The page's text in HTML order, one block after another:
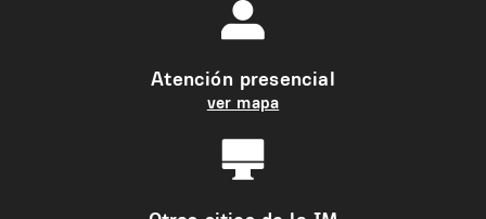
Atención presencial
ver mapa